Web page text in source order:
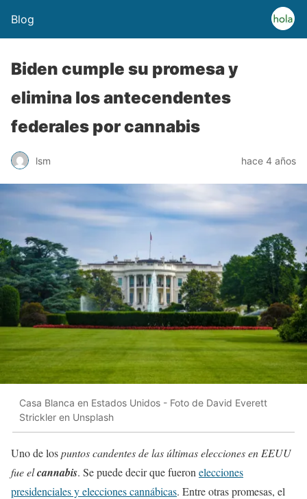
Blog
Biden cumple su promesa y
elimina los antecendentes
federales por cannabis
lsm hace 4 años
Casa Blanca en Estados Unidos - Foto de David Everett
Strickler en Unsplash
Uno de lospuntos candentes de las últimas elecciones en EEUU
fue elcannabis. Se puede decir que fueron elecciones
presidenciales y elecciones cannábicas. Entre otras promesas, el